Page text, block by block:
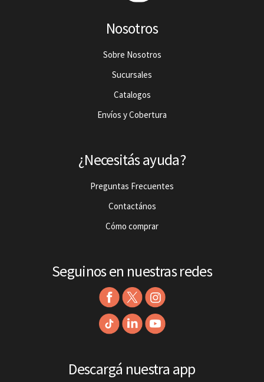
Nosotros
Sobre Nosotros
Sucursales
Catalogos
Envíos y Cobertura
¿Necesitás ayuda?
Preguntas Frecuentes
Contactános
Cómo comprar
Seguinos en nuestras redes
Descargá nuestra app